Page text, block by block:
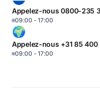
Appelez-nous 0800-235
09:00 - 17:00
Appelez-nous +31 85 400
09:00 - 17:00